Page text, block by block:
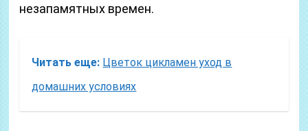
незапамятных времен.
Читать еще: Цветок цикламен уход в
домашних условиях